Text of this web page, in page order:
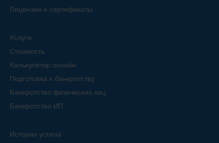
Лицензии и сертификаты
Услуги
Стоимость
Калькулятор онлайн
Подготовка к банкротству
Банкротство физических лиц
Банкротство ИП
Истории успеха